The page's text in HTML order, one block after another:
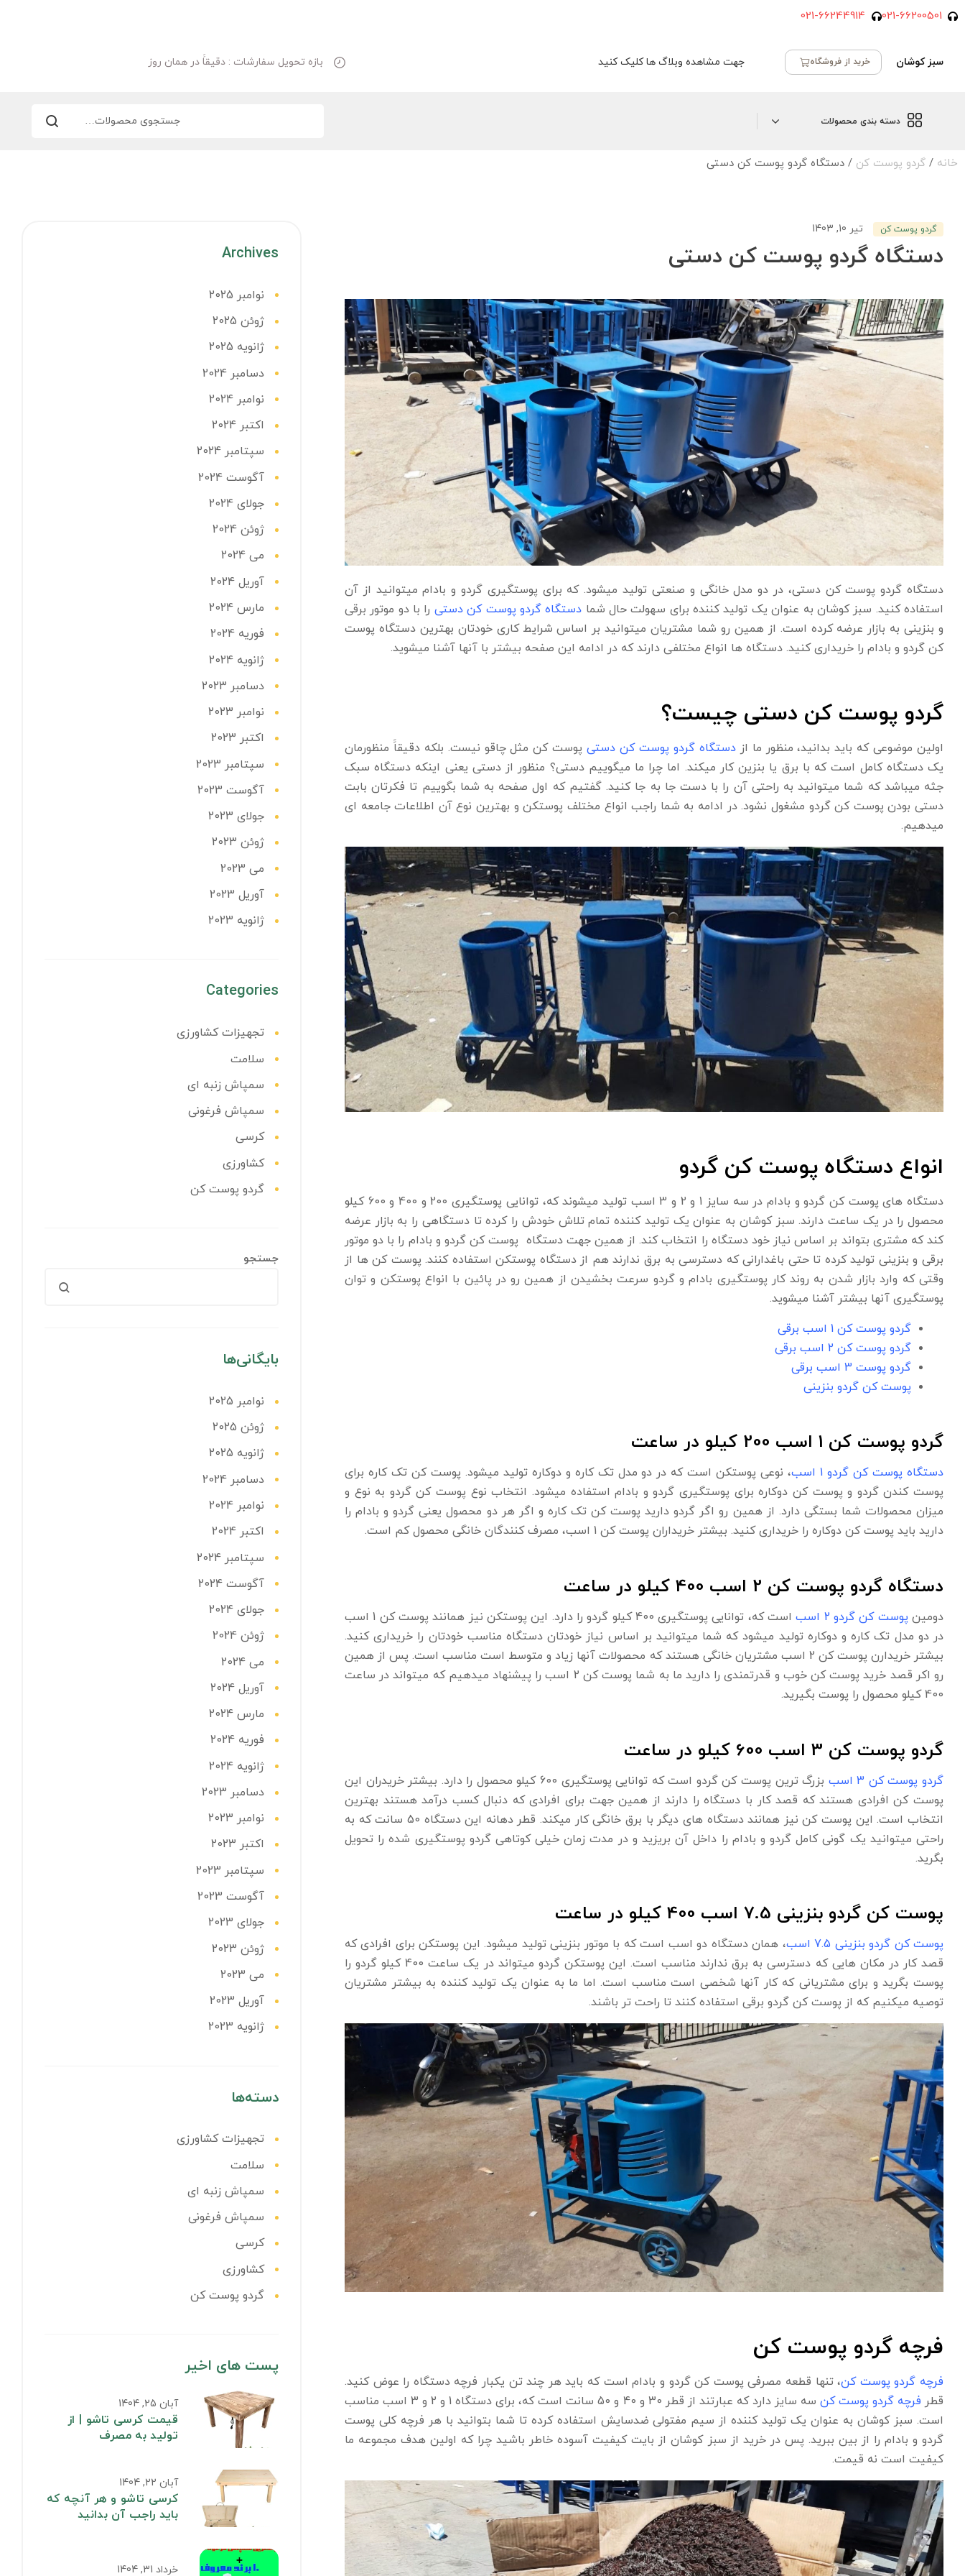
021-66200501
021-66244914
سبز کوشان خرید از فروشگاه جهت مشاهده وبلاگ ها کلیک کنید بازه تحویل سفارشات : دقیقاََ در همان روز
دسته بندی محصولات
خانه / گردو پوست کن / دستگاه گردو پوست کن دستی
گردو پوست کن تیر 10, 1403
دستگاه گردو پوست کن دستی
دستگاه گردو پوست کن دستی، در دو مدل خانگی و صنعتی تولید میشود. که برای پوستگیری گردو و بادام میتوانید از آن
استفاده کنید. سبز کوشان به عنوان یک تولید کننده برای سهولت حال شما دستگاه گردو پوست کن دستی را با دو موتور برقی
و بنزینی به بازار عرضه کرده است. از همین رو شما مشتریان میتوانید بر اساس شرایط کاری خودتان بهترین دستگاه پوست
کن گردو و بادام را خریداری کنید. دستگاه ها انواع مختلفی دارند که در ادامه این صفحه بیشتر با آنها آشنا میشوید.
گردو پوست کن دستی چیست؟
اولین موضوعی که باید بدانید، منظور ما ازدستگاه گردو پوست کن دستیپوست کن مثل چاقو نیست. بلکه دقیقاََ منظورمان
یک دستگاه کامل است که با برق یا بنزین کار میکند. اما چرا ما میگوییم دستی؟ منظور از دستی یعنی اینکه دستگاه سبک
جثه میباشد که شما میتوانید به راحتی آن را با دست جا به جا کنید. گفتیم که اول صفحه به شما بگوییم تا فکرتان بابت
دستی بودن پوست کن گردو مشغول نشود. در ادامه به شما راجب انواع مختلف پوستکن و بهترین نوع آن اطلاعات جامعه ای
میدهیم.
انواع دستگاه پوست کن گردو
دستگاه های پوست کن گردو و بادام در سه سایز 1 و 2 و 3 اسب تولید میشوند که، توانایی پوستگیری 200 و 400 و 600 کیلو
محصول را در یک ساعت دارند. سبز کوشان به عنوان یک تولید کننده تمام تلاش خودش را کرده تا دستگاهی را به بازار عرضه
کند که مشتری بتواند بر اساس نیاز خود دستگاه را انتخاب کند. از همین جهت دستگاه پوست کن گردو و بادام را با دو موتور
برقی و بنزینی تولید کرده تا حتی باغدارانی که دسترسی به برق ندارند هم از دستگاه پوستکن استفاده کنند. پوست کن ها از
وقتی که وارد بازار شدن به روند کار پوستگیری بادام و گردو سرعت بخشیدن از همین رو در پائین با انواع پوستکن و توان
پوستگیری آنها بیشتر آشنا میشوید.
گردو پوست کن 1 اسب برقی
گردو پوست کن 2 اسب برقی
گردو پوست 3 اسب برقی
پوست کن گردو بنزینی
گردو پوست کن 1 اسب 200 کیلو در ساعت
دستگاه پوست کن گردو 1 اسب
، نوعی پوستکن است که در دو مدل تک کاره و دوکاره تولید میشود. پوست کن تک کاره برای
پوست کندن گردو و پوست کن دوکاره برای پوستگیری گردو و بادام استفاده میشود. انتخاب نوع پوست کن گردو به نوع و
میزان محصولات شما بستگی دارد. از همین رو اگر گردو دارید پوست کن تک کاره و اگر هر دو محصول یعنی گردو و بادام را
دارید باید پوست کن دوکاره را خریداری کنید. بیشتر خریداران پوست کن 1 اسب، مصرف کنندگان خانگی محصول کم است.
دستگاه گردو پوست کن 2 اسب 400 کیلو در ساعت
دومین پوست کن گردو 2 اسب
است که، توانایی پوستگیری 400 کیلو گردو را دارد. این پوستکن نیز همانند پوست کن 1 اسب
در دو مدل تک کاره و دوکاره تولید میشود که شما میتوانید بر اساس نیاز خودتان دستگاه مناسب خودتان را خریداری کنید.
بیشتر خریدارن پوست کن 2 اسب مشتریان خانگی هستند که محصولات آنها زیاد و متوسط است مناسب است. پس از همین
رو اکر قصد خرید پوست کن خوب و قدرتمندی را دارید ما به شما پوست کن 2 اسب را پیشنهاد میدهیم که میتواند در ساعت
400 کیلو محصول را پوست بگیرید.
گردو پوست کن 3 اسب 600 کیلو در ساعت
گردو پوست کن 3 اسب
بزرگ ترین پوست کن گردو است که توانایی پوستگیری 600 کیلو محصول را دارد. بیشتر خریدران این
پوست کن افرادی هستند که قصد کار با دستگاه را دارند از همین جهت برای افرادی که دنبال کسب درآمد هستند بهترین
انتخاب است. این پوست کن نیز همانند دستگاه های دیگر با برق خانگی کار میکند. قطر دهانه این دستگاه 50 سانت که به
راحتی میتوانید یک گونی کامل گردو و بادام را داخل آن بریزید و در مدت زمان خیلی کوتاهی گردو پوستگیری شده را تحویل
بگرید.
پوست کن گردو بنزینی 7.5 اسب 400 کیلو در ساعت
پوست کن گردو بنزینی 7.5 اسب
، همان دستگاه دو اسب است که با موتور بنزینی تولید میشود. این پوستکن برای افرادی که
قصد کار در مکان هایی که دسترسی به برق ندارند مناسب است. این پوستکن گردو میتواند در یک ساعت 400 کیلو گردو را
پوست بگرید و برای مشتریانی که کار آنها شخصی است مناسب است. اما ما به عنوان یک تولید کننده به بیشتر مشتریان
توصیه میکنیم که از پوست کن گردو برقی استفاده کنند تا راحت تر باشند.
فرچه گردو پوست کن
فرچه گردو پوست کن، تنها قطعه مصرفی پوست کن گردو و بادام است که باید هر چند تن یکبار فرچه دستگاه را عوض کنید.
قطر فرچه گردو پوست کن
سه سایز دارد که عبارتند از قطر 30 و 40 و 50 سانت است که، برای دستگاه 1 و 2 و 3 اسب مناسب
است. سبز کوشان به عنوان یک تولید کننده از سیم مفتولی ضدسایش استفاده کرده تا شما بتوانید با هر فرچه کلی پوست
گردو و بادام را از بین ببرید. پس در خرید از سبز کوشان از بایت کیفیت آسوده خاطر باشید چرا که اولین هدف مجموعه ما
کیفیت است نه قیمت.
Archives
نوامبر 2025
ژوئن 2025
ژانویه 2025
دسامبر 2024
نوامبر 2024
اکتبر 2024
سپتامبر 2024
آگوست 2024
جولای 2024
ژوئن 2024
می 2024
آوریل 2024
مارس 2024
فوریه 2024
ژانویه 2024
دسامبر 2023
نوامبر 2023
اکتبر 2023
سپتامبر 2023
آگوست 2023
جولای 2023
ژوئن 2023
می 2023
آوریل 2023
ژانویه 2023
Categories
تجهیزات کشاورزی
سلامت
سمپاش زنبه ای
سمپاش فرغونی
کرسی
کشاورزی
گردو پوست کن
جستجو
بایگانی‌ها
نوامبر 2025
ژوئن 2025
ژانویه 2025
دسامبر 2024
نوامبر 2024
اکتبر 2024
سپتامبر 2024
آگوست 2024
جولای 2024
ژوئن 2024
می 2024
آوریل 2024
مارس 2024
فوریه 2024
ژانویه 2024
دسامبر 2023
نوامبر 2023
اکتبر 2023
سپتامبر 2023
آگوست 2023
جولای 2023
ژوئن 2023
می 2023
آوریل 2023
ژانویه 2023
دسته‌ها
تجهیزات کشاورزی
سلامت
سمپاش زنبه ای
سمپاش فرغونی
کرسی
کشاورزی
گردو پوست کن
پست های اخیر
آبان 25, 1404
قیمت کرسی تاشو | از
تولید به مصرف
آبان 22, 1404
کرسی تاشو و هر آنچه که
باید راجب آن بدانید
خرداد 31, 1404